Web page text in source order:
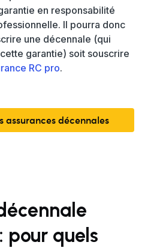
en responsabilité
Il pourra donc
une décennale (qui
garantie) soit souscrire
RC pro.
assurances décennales
pour quels